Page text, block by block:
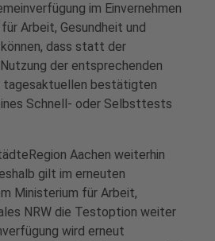
im Einvernehmen
Arbeit, Gesundheit und
dass statt der
der entsprechenden
tagesaktuellen bestätigten
Schnell- oder Selbsttests
Aachen weiterhin
gilt im erneuten
Ministerium für Arbeit,
NRW die Testoption weiter
wird erneut